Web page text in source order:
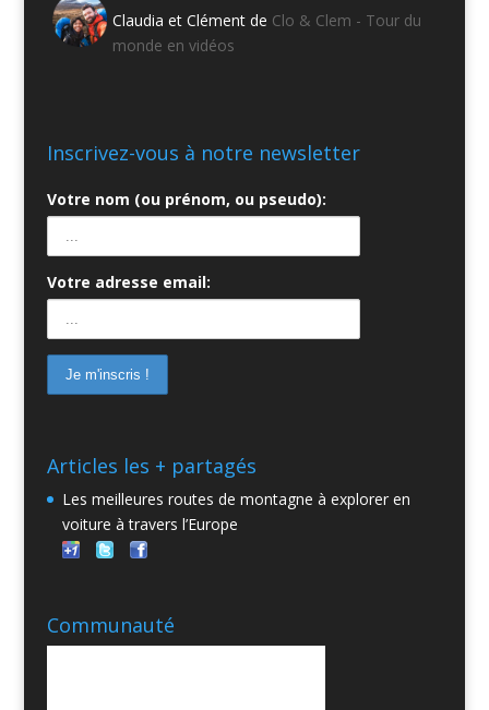
Claudia et Clément de Clo & Clem - Tour du
monde en vidéos
Inscrivez-vous à notre newsletter
Votre nom (ou prénom, ou pseudo):
Votre adresse email:
Articles les + partagés
Les meilleures routes de montagne à explorer en
voiture à travers l’Europe
Communauté